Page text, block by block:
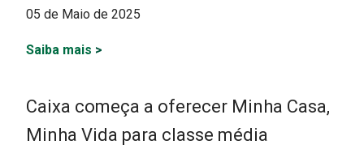
05 de Maio de 2025
Saiba mais >
Caixa começa a oferecer Minha Casa,
Minha Vida para classe média